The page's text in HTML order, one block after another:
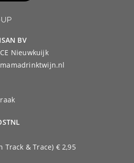
BV
Nieuwkuijk
Track & Trace) € 2,95